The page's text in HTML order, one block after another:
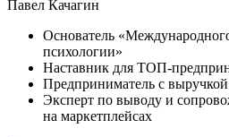
Павел Качагин
Основатель
психологии»
Наставник для ТОП-
Предприниматель c
Эксперт по выводу и
на маркетплейсах